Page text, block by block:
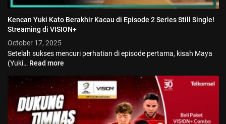
Kencan Yuki Kato Berakhir Kacau di Episode 2 Series Still Single!
Streaming di VISION+
October 17, 2025
Setelah sukses mencuri perhatian di episode pertama, kisah Maya
(Yuki… Read more